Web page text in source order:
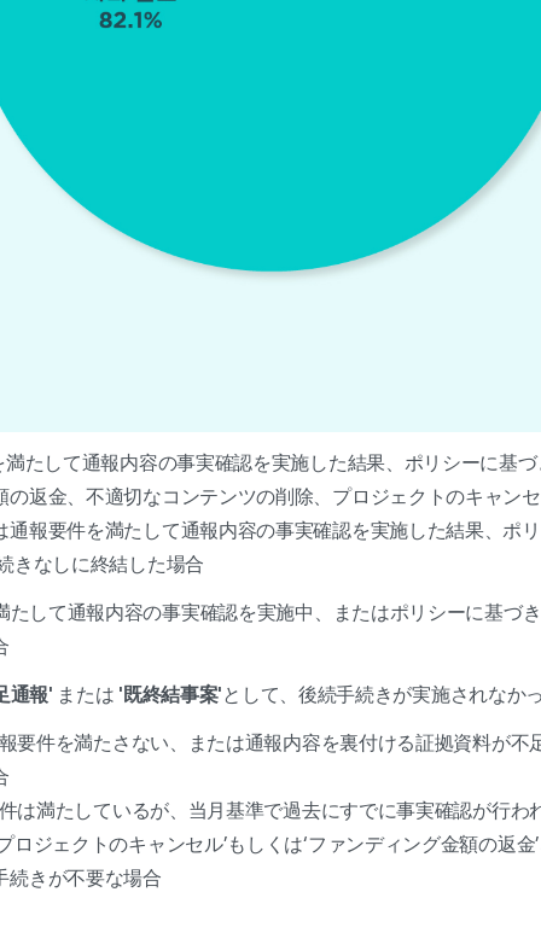
たして通報内容の事実確認を実施した結果、ポリシーに基づ
の返金、不適切なコンテンツの削除、プロジェクトのキャン
報要件を満たして通報内容の事実確認を実施した結果、ポ
きなしに終結した場合
して通報内容の事実確認を実施中、またはポリシーに基づ
通報' または '既終結事案'として、後続手続きが実施されなか
要件を満たさない、または通報内容を裏付ける証拠資料が不
は満たしているが、当月基準で過去にすでに事実確認が行わ
ロジェクトのキャンセル’もしくは‘ファンディング金額の返
続きが不要な場合